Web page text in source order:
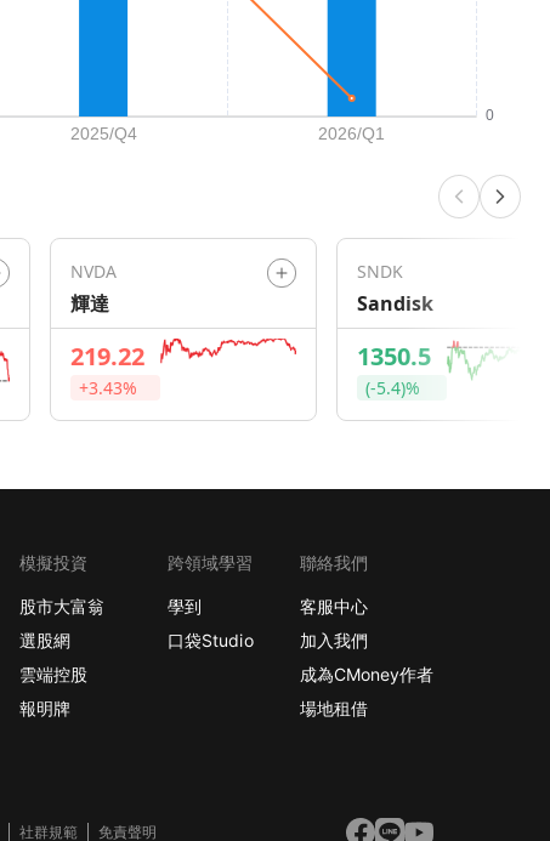
NVDA
輝達
219.22
+3.43%
SNDK
Sandisk
1350.5
(-5.4)%
模擬投資
股市大富翁
選股網
雲端控股
報明牌
跨領域學習
學到
口袋Studio
聯絡我們
客服中心
加入我們
成為CMoney作者
場地租借
社群規範 免責聲明